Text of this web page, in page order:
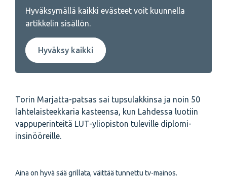
Hyväksymällä kaikki evästeet voit kuunnella
artikkelin sisällön.
Hyväksy kaikki
Torin Marjatta-patsas sai tupsulakkinsa ja noin 50
lahtelaisteekkaria kasteensa, kun Lahdessa luotiin
vappuperinteitä LUT-yliopiston tuleville diplomi-
insinööreille.
Aina on hyvä sää grillata, väittää tunnettu tv-mainos.